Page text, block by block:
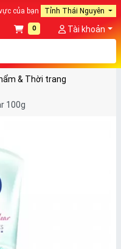
của bạn Tỉnh Thái Nguyên
0 Tài khoản
& Thời trang
100g